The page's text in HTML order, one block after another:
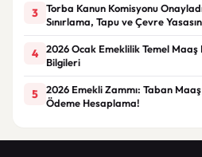
3
Torba Kanun Komisyonu
Sınırlama, Tapu ve Çevre
4
2026 Ocak Emeklilik Temel
Bilgileri
5
2026 Emekli Zammı: Taban
Ödeme Hesaplama!